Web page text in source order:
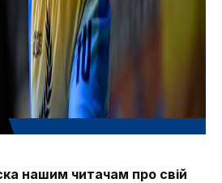
нашим читачам про свій